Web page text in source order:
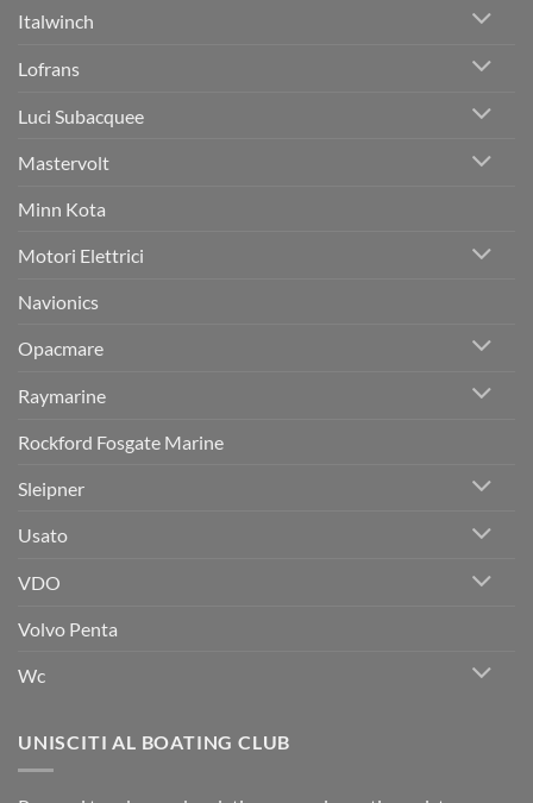
Italwinch
Lofrans
Luci Subacquee
Mastervolt
Minn Kota
Motori Elettrici
Navionics
Opacmare
Raymarine
Rockford Fosgate Marine
Sleipner
Usato
VDO
Volvo Penta
Wc
UNISCITI AL BOATING CLUB